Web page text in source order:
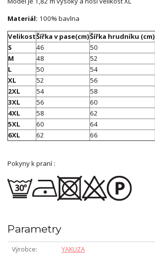
Materiál: 100% bavlna
VelikostŠířka v pase(cm)Šířka hrudníku (cm)
S
46 50
M
48 52
L
50 54
XL
52 56
2XL
54 58
3XL
56 60
4XL
58 62
5XL
60 64
6XL
62 66
Pokyny k praní :
Parametry
Výrobce YAKUZA